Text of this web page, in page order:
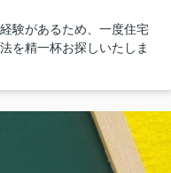
験があるため、一度住宅
を精一杯お探しいたしま